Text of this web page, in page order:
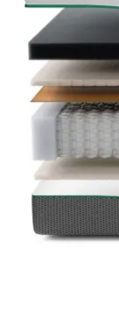
Topmadrasser 90x200
Topmadrasser 80x200
Se flere størrelser
Latex topmadrasser
Latex topmadrasser 180x210
Latex topmadrasser 180x200
Latex topmadrasser 160x200
Latex topmadrasser 140x200
Latex topmadrasser 120x200
Latex topmadrasser 90x200
Latex topmadrasser 80x200
Se flere størrelser
Memoryskum topmadrasser
Memoryskum topmadrasser 180x210
Memoryskum topmadrasser 120x200
Memoryskum topmadrasser 90x200
Memoryskum topmadrasser 80x200
Se flere størrelser
Hovedpuder
Dyne størrelser
Dobbeltdyner - 200x220
Enkeltdyner - 140x220
Enkeltdyner - 140x200